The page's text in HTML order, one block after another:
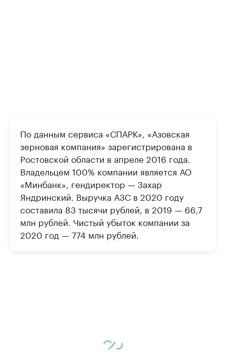
По данным сервиса «СПАРК», «Азовская
зерновая компания» зарегистрирована в
Ростовской области в апреле 2016 года.
Владельцем 100% компании является АО
«Минбанк», гендиректор — Захар
Яндринский. Выручка АЗС в 2020 году
составила 83 тысячи рублей, в 2019 — 66,7
млн рублей. Чистый убыток компании за
2020 год — 774 млн рублей.